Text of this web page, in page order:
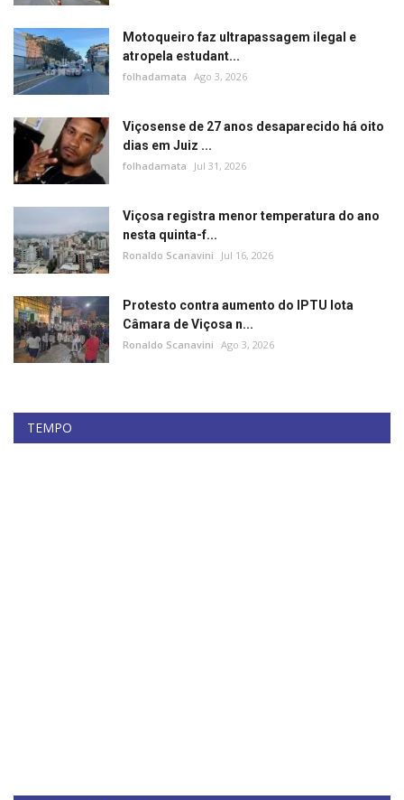
Motoqueiro faz ultrapassagem ilegal e
atropela estudant...
folhadamata Ago 3, 2026
Viçosense de 27 anos desaparecido há oito
dias em Juiz ...
folhadamata Jul 31, 2026
Viçosa registra menor temperatura do ano
nesta quinta-f...
Ronaldo Scanavini Jul 16, 2026
Protesto contra aumento do IPTU lota
Câmara de Viçosa n...
Ronaldo Scanavini Ago 3, 2026
TEMPO